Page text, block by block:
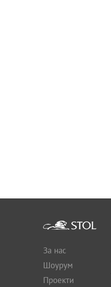
За нас
Шоурум
Проекти